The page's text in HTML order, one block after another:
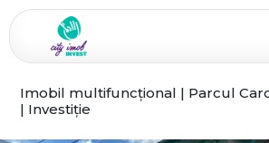
Imobil multifuncțional | Parcul
| Investiție